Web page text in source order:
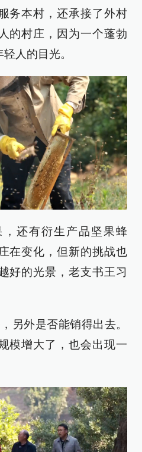
务本村，还承接了外村
的村庄，因为一个蓬勃
人的目光。
还有衍生产品坚果蜂
在变化，但新的挑战也
好的光景，老支书王习
另外是否能销得出去。
模增大了，也会出现一